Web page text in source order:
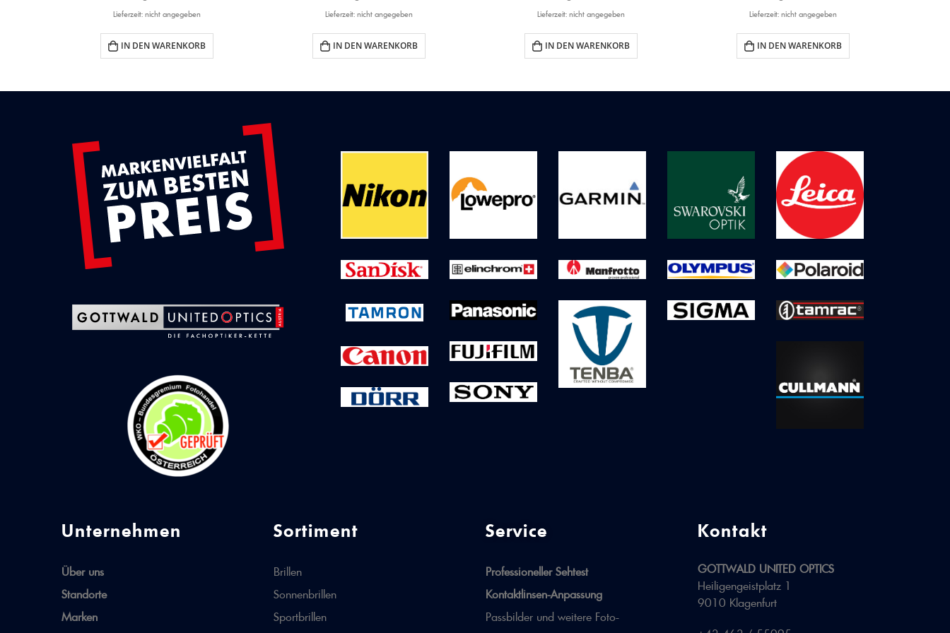
Lieferzeit: nicht angegeben
IN DEN WARENKORB
Lieferzeit: nicht angegeben
IN DEN WARENKORB
Lieferzeit: nicht angegeben
IN DEN WARENKORB
Lieferzeit: nicht angegeben
IN DEN WARENKORB
Unternehmen
Über uns
Standorte
Marken
Sortiment
Brillen
Sonnenbrillen
Sportbrillen
Service
Professioneller Sehtest
Kontaktlinsen-Anpassung
Passbilder und weitere Foto-
Kontakt
GOTTWALD UNITED OPTICS
Heiligengeistplatz 1
9010 Klagenfurt